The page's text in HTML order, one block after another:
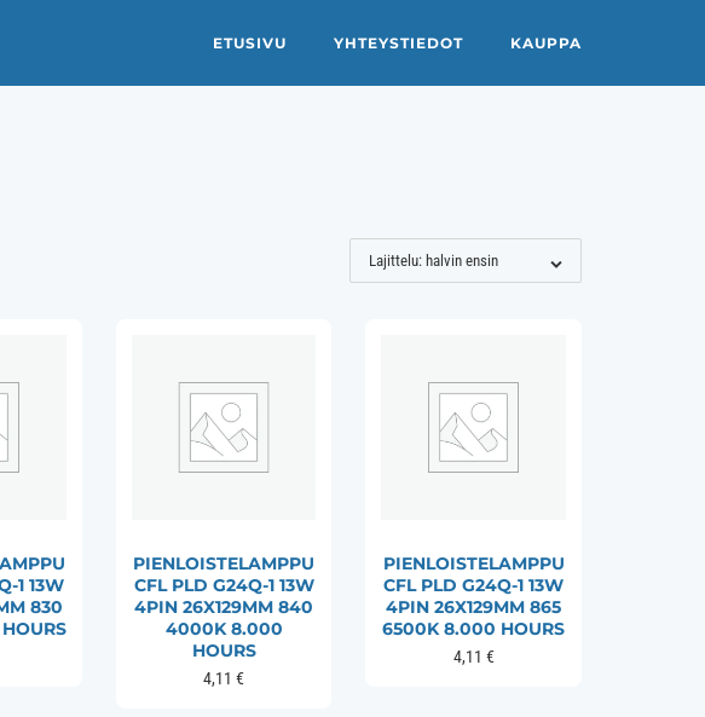
ETUSIVU YHTEYSTIEDOT KAUPPA
Lajittelu: halvin ensin
1 13W
830
PIENLOISTELAMPPU
CFL PLD G24Q-1 13W
4PIN 26X129MM 840
4000K 8.000
HOURS
4,11€
PIENLOISTELAMPPU
CFL PLD G24Q-1 13W
4PIN 26X129MM 865
6500K 8.000 HOURS
4,11 €